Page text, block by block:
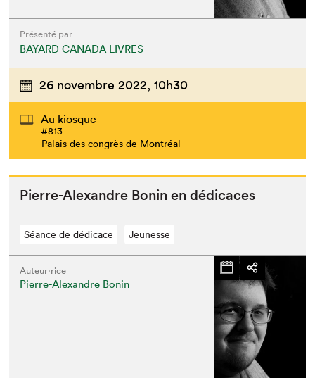
Présenté par
BAYARD CANADA LIVRES
26 novembre 2022, 10h30
Au kiosque
#813
Palais des congrès de Montréal
Pierre-Alexan­dre Bonin en dédicaces
Séance de dédicace Jeunesse
Auteur·rice
Pierre-Alexandre Bonin